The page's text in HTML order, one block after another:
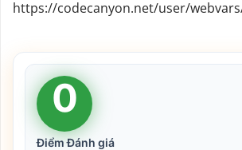
https://codecanyon.net/user/
0
Điểm Đánh giá